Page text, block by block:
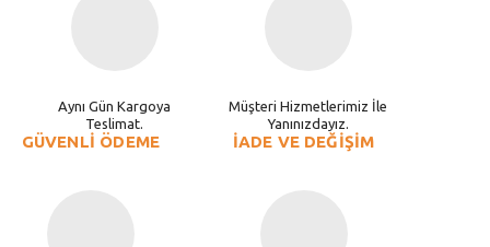
Aynı Gün Kargoya
Teslimat.
Müşteri Hizmetlerimiz İle
Yanınızdayız.
GÜVENLİ ÖDEME İADE VE DEĞİŞİM